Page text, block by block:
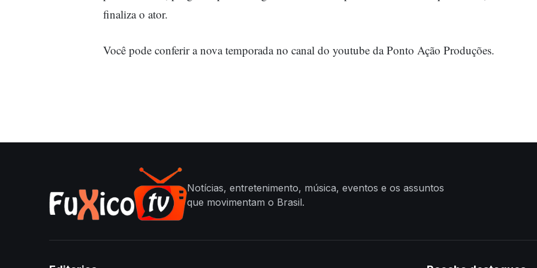
finaliza o ator.
Você pode conferir a nova temporada no canal do youtube daPonto Ação Produções.
Notícias, entretenimento, música, eventos e os assuntos
que movimentam o Brasil.